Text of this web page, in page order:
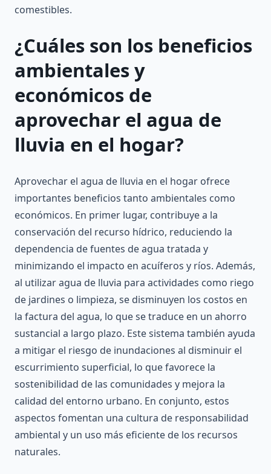
comestibles.
¿Cuáles son los beneficios
ambientales y
económicos de
aprovechar el agua de
lluvia en el hogar?
Aprovechar el agua de lluvia en el hogar ofrece
importantes beneficios tanto ambientales como
económicos. En primer lugar, contribuye a la
conservación del recurso hídrico, reduciendo la
dependencia de fuentes de agua tratada y
minimizando el impacto en acuíferos y ríos. Además,
al utilizar agua de lluvia para actividades como riego
de jardines o limpieza, se disminuyen los costos en
la factura del agua, lo que se traduce en un ahorro
sustancial a largo plazo. Este sistema también ayuda
a mitigar el riesgo de inundaciones al disminuir el
escurrimiento superficial, lo que favorece la
sostenibilidad de las comunidades y mejora la
calidad del entorno urbano. En conjunto, estos
aspectos fomentan una cultura de responsabilidad
ambiental y un uso más eficiente de los recursos
naturales.